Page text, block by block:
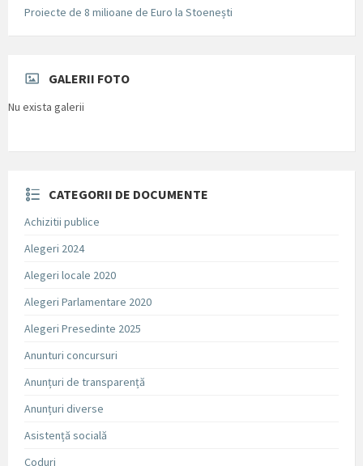
Proiecte de 8 milioane de Euro la Stoenești
GALERII FOTO
Nu exista galerii
CATEGORII DE DOCUMENTE
Achizitii publice
Alegeri 2024
Alegeri locale 2020
Alegeri Parlamentare 2020
Alegeri Presedinte 2025
Anunturi concursuri
Anunțuri de transparență
Anunțuri diverse
Asistență socială
Coduri